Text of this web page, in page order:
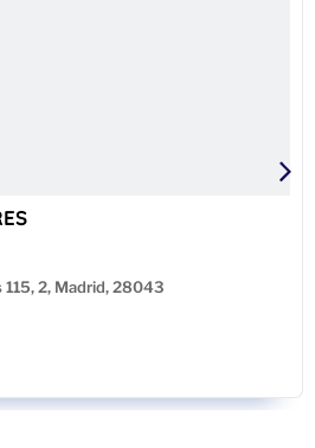
115, 2, Madrid, 28043